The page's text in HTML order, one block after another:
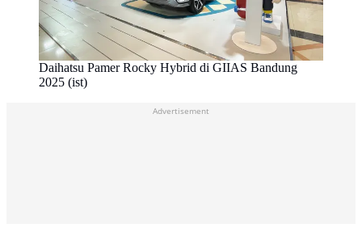
Daihatsu Pamer Rocky Hybrid di GIIAS Bandung
2025 (ist)
Advertisement